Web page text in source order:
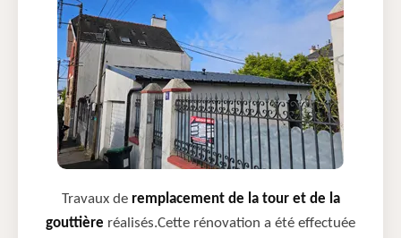
Travaux de remplacement de la tour et de la
gouttière réalisés.Cette rénovation a été effectuée